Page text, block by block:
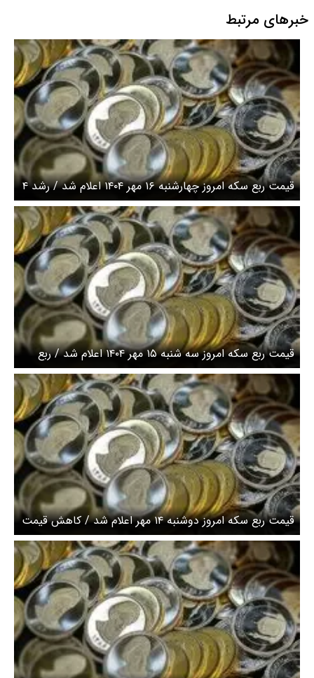
خبرهای مرتبط
قیمت ربع سکه امروز چهارشنبه ۱۶ مهر ۱۴۰۴ اعلام شد / رشد ۴
میلیونی قیمت ربع سکه
قیمت ربع سکه امروز سه شنبه ۱۵ مهر ۱۴۰۴ اعلام شد / ربع
سکه ارزان شد
قیمت ربع سکه امروز دوشنبه ۱۴ مهر اعلام شد / کاهش قیمت